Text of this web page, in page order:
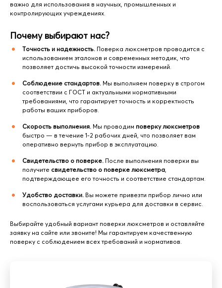
важно для использования в научных, промышленных и
контролирующих учреждениях.
Почему выбирают нас?
Точность и надежность. Поверка люксметров проводится с
использованием эталонов и современных методик, что
позволяет достичь высокой точности измерений.
Соблюдение стандартов. Мы выполняем поверку в строгом
соответствии с ГОСТ и актуальными нормативными
требованиями, что гарантирует точность и корректность
работы ваших приборов.
Скорость выполнения. Мы проводим поверку люксметров
быстро — в течение 1-2 рабочих дней, что позволяет вам
оперативно вернуть прибор в эксплуатацию.
Свидетельство о поверке. После выполнения поверки вы
получите свидетельство о поверке люксметра,
подтверждающее его точность и соответствие стандартам.
Удобство доставки. Вы можете привезти прибор лично или
воспользоваться услугами курьера для доставки в сервис.
Выбирайте удобный вариант поверки люксметров и оставляйте
заявку на сайте или звоните! Мы гарантируем качественную
поверку с соблюдением всех требований и нормативов.